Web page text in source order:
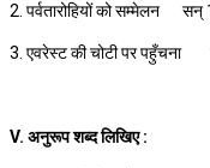
2. पर्वतारोहियों को सम्मेलन सन्
3. एवरेस्ट की चोटी पर पहुँचना
V. अनुरूप शब्द लिखिए :